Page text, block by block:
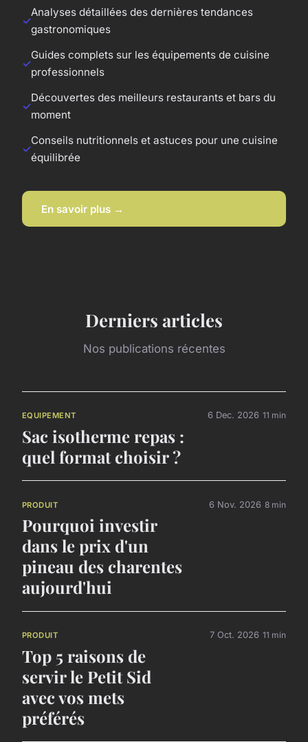
Analyses détaillées des dernières tendances
gastronomiques
Guides complets sur les équipements de cuisine
professionnels
Découvertes des meilleurs restaurants et bars du
moment
Conseils nutritionnels et astuces pour une cuisine
équilibrée
En savoir plus →
Derniers articles
Nos publications récentes
EQUIPEMENT
Sac isotherme repas :
quel format choisir ?
6 Dec. 2026 11 min
PRODUIT
Pourquoi investir
dans le prix d'un
pineau des charentes
aujourd'hui
6 Nov. 2026 8 min
PRODUIT
Top 5 raisons de
servir le Petit Sid
avec vos mets
préférés
7 Oct. 2026 11 min